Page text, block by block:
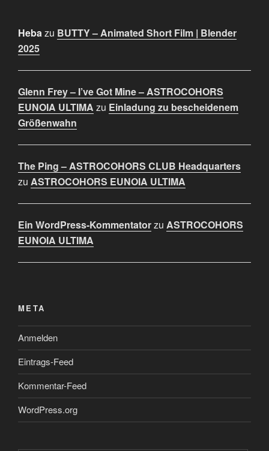
Hebazu BUTTY – Animated Short Film | Blender
2025
Glenn Frey – I’ve Got Mine – ASTROCOHORS
EUNOIA ULTIMA zu Einladung zu bescheidenem
Größenwahn
The Ping – ASTROCOHORS CLUB Headquarters
zu ASTROCOHORS EUNOIA ULTIMA
Ein WordPress-Kommentatorzu ASTROCOHORS
EUNOIA ULTIMA
META
Anmelden
Eintrags-Feed
Kommentar-Feed
WordPress.org